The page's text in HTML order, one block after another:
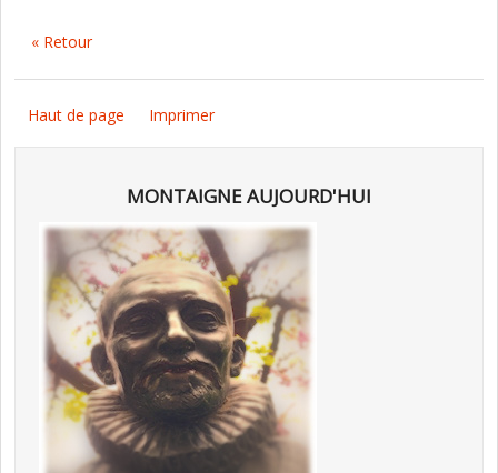
« Retour
Haut de page Imprimer
MONTAIGNE AUJOURD'HUI